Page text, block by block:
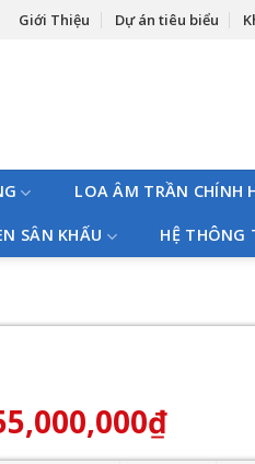
Giới Thiệu Dự án tiêu biểu
LOA ÂM TRẦN CHÍNH
SÂN KHẤU HỆ THÔNG
₫